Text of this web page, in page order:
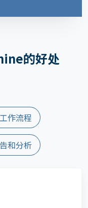
的好处
作流程
和分析